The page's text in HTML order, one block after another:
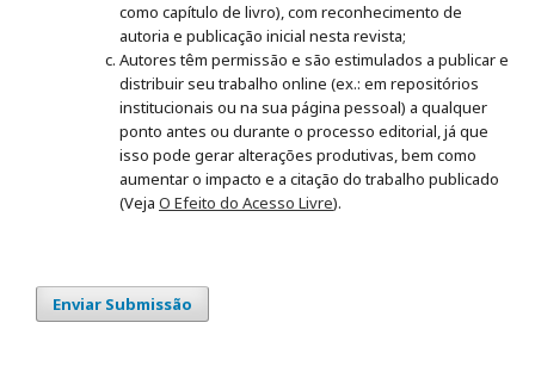
como capítulo de livro), com reconhecimento de
autoria e publicação inicial nesta revista;
Autores têm permissão e são estimulados a publicar e
distribuir seu trabalho online (ex.: em repositórios
institucionais ou na sua página pessoal) a qualquer
ponto antes ou durante o processo editorial, já que
isso pode gerar alterações produtivas, bem como
aumentar o impacto e a citação do trabalho publicado
(Veja O Efeito do Acesso Livre).
Enviar Submissão